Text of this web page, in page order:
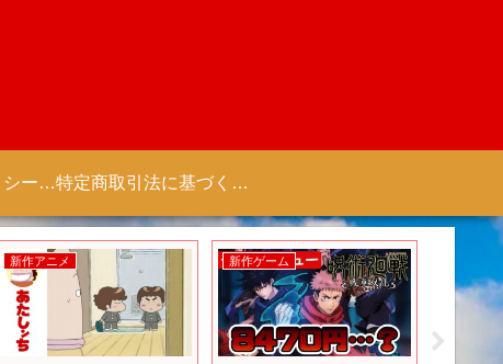
プライバシーポリシー 【Colorful Creation】 特定商取引法に基づく表記（商取引に関する開示）
新作アニメ 新作ゲーム